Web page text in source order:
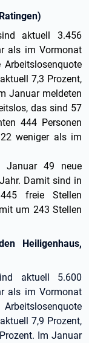
aktuell 3.456
als im Vormonat
7,3 Prozent,
Januar meldeten
das sind 57
444 Personen
weniger als im
Januar 49 neue
Damit sind in
freie Stellen
um 243 Stellen
Heiligenhaus,
aktuell 5.600
als im Vormonat
7,9 Prozent,
Im Januar